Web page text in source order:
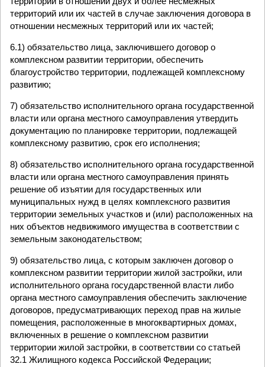
территорий или их частей в случае заключения договора в
отношении несмежных территорий или их частей;
6.1) обязательство лица, заключившего договор о
комплексном развитии территории, обеспечить
благоустройство территории, подлежащей комплексному
развитию;
7) обязательство исполнительного органа государственной
власти или органа местного самоуправления утвердить
документацию по планировке территории, подлежащей
комплексному развитию, срок его исполнения;
8) обязательство исполнительного органа государственной
власти или органа местного самоуправления принять
решение об изъятии для государственных или
муниципальных нужд в целях комплексного развития
территории земельных участков и (или) расположенных на
них объектов недвижимого имущества в соответствии с
земельным законодательством;
9) обязательство лица, с которым заключен договор о
комплексном развитии территории жилой застройки, или
исполнительного органа государственной власти либо
органа местного самоуправления обеспечить заключение
договоров, предусматривающих переход прав на жилые
помещения, расположенные в многоквартирных домах,
включенных в решение о комплексном развитии
территории жилой застройки, в соответствии со статьей
32.1 Жилищного кодекса Российской Федерации;